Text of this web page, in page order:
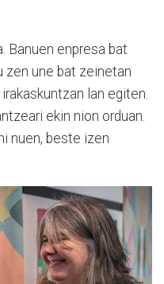
Banuen enpresa bat
zen une bat zeinetan
lan egiten.
ekin nion orduan.
nuen, beste izen